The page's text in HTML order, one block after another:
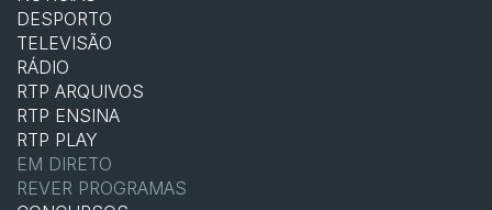
DESPORTO
TELEVISÃO
RÁDIO
RTP ARQUIVOS
RTP ENSINA
RTP PLAY
EM DIRETO
REVER PROGRAMAS